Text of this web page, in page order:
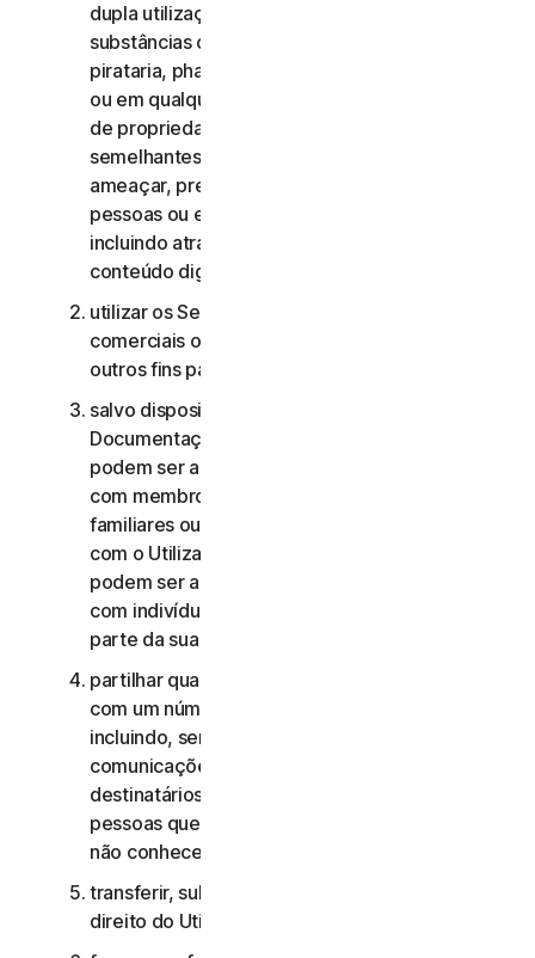
dupla utilização proibidos, oferta ou venda de
substâncias controladas, roubo de identidade,
pirataria, pharming, scraping de qualquer forma
ou em qualquer escala, pirataria digital, violação
de propriedade intelectual e outras atividades
semelhantes; ou para assediar, perseguir,
ameaçar, prejudicar ou monitorizar outras
pessoas ou explorar crianças de qualquer forma,
incluindo através de áudio, vídeo, fotografia,
conteúdo digital, etc.;
utilizar os Serviços de Consumidor para fins
comerciais ou os Serviços Comerciais para
outros fins para além de fins comerciais internos;
salvo disposição em contrário no CLS ou na
Documentação, os Serviços de Consumidor não
podem ser acedidos, utilizados ou partilhados
com membros da família, membros não
familiares ou outros indivíduos que não residam
com o Utilizador, e os Serviços Comerciais não
podem ser acedidos, utilizados ou partilhados
com indivíduos que não sejam colaboradores ou
parte da sua Pequena Empresa;
partilhar quaisquer dados ou outros conteúdos
com um número excessivo de pessoas,
incluindo, sem limitação, o envio de
comunicações para um número elevado de
destinatários ou a partilha de conteúdo com
pessoas que o Utilizador não conhece ou que
não conhecem o Utilizador;
transferir, sublicenciar, alugar e/ou emprestar o
direito do Utilizador de utilizar os Serviços;